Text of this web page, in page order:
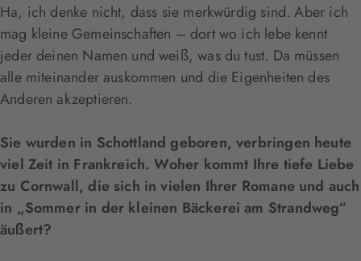
Ha, ich denke nicht, dass sie merkwürdig sind. Aber ich
mag kleine Gemeinschaften – dort wo ich lebe kennt
jeder deinen Namen und weiß, was du tust. Da müssen
alle miteinander auskommen und die Eigenheiten des
Anderen akzeptieren.
Sie wurden in Schottland geboren, verbringen heute
viel Zeit in Frankreich. Woher kommt Ihre tiefe Liebe
zu Cornwall, die sich in vielen Ihrer Romane und auch
in „Sommer in der kleinen Bäckerei am Strandweg“
äußert?